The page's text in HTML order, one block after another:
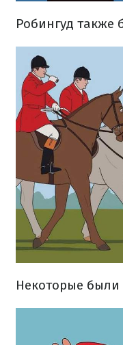
Робингуд также
Некоторые были